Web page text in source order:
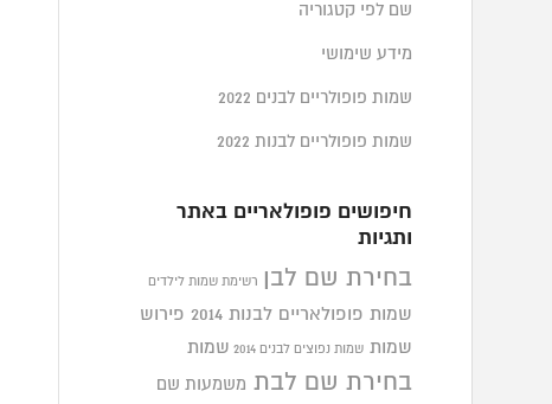
שם לפי קטגוריה
מידע שימושי
שמות פופולריים לבנים 2022
שמות פופולריים לבנות 2022
חיפושים פופולאריים באתר
ותגיות
בחירת שם לבן רשימת שמות לילדים
שמות פופולאריים לבנות 2014 פירוש
שמות שמות נפוצים לבנים 2014 שמות
בחירת שם לבת משמעות שם